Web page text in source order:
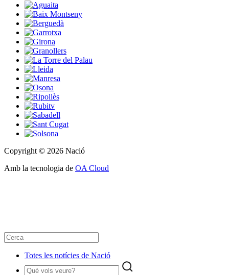
Copyright © 2026 Nació
Amb la tecnologia de OA Cloud
Totes les notícies de Nació